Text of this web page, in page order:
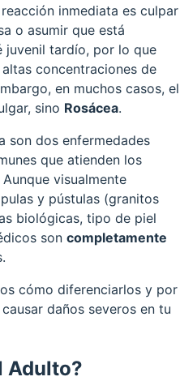
inmediata es culpar
o asumir que está
juvenil tardío, por lo que
concentraciones de
en muchos casos, el
sino Rosácea.
son dos enfermedades
que atienden los
visualmente
y pústulas (granitos
biológicas, tipo de piel
son completamente
cómo diferenciarlos y por
daños severos en tu
Adulto?